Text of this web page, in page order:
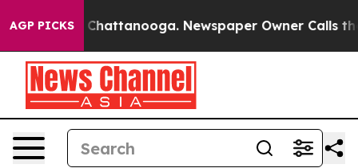
AGP PICKS
in Chattanooga. Newspaper Owner Calls the